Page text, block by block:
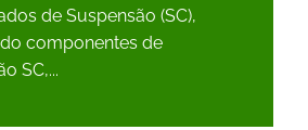
de Suspensão (SC),
componentes de
SC,...